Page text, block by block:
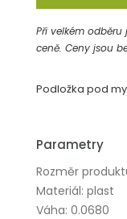
Při velkém
ceně. Ceny jsou
Podložka pod
Parametry
Rozměr
Materiál: plast
Váha: 0.0680